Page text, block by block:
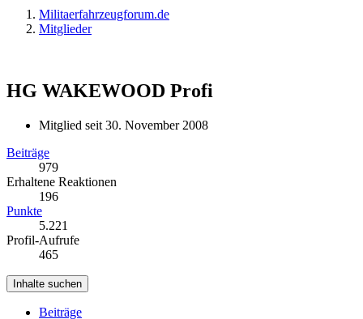
Militaerfahrzeugforum.de
Mitglieder
HG WAKEWOOD Profi
Mitglied seit 30. November 2008
Beiträge
979
Erhaltene Reaktionen
196
Punkte
5.221
Profil-Aufrufe
465
Inhalte suchen
Beiträge